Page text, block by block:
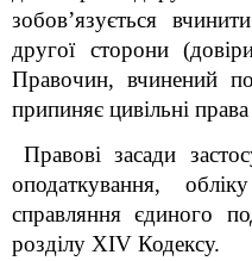
зобов’язується
другої сторони
Правочин, вчинений
припиняє цивільні
Правові засади
оподаткування,
справляння єдиного
розділу XIV Кодексу.